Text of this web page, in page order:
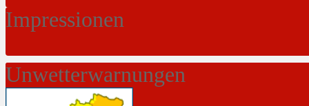
Impressionen
Unwetterwarnungen